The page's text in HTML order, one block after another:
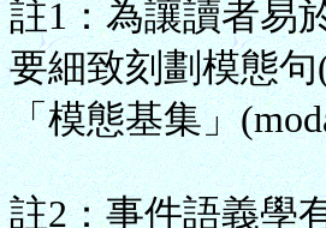
註1：為讓讀者易
要細致刻劃模態
「模態基集」
註2：事件語義學